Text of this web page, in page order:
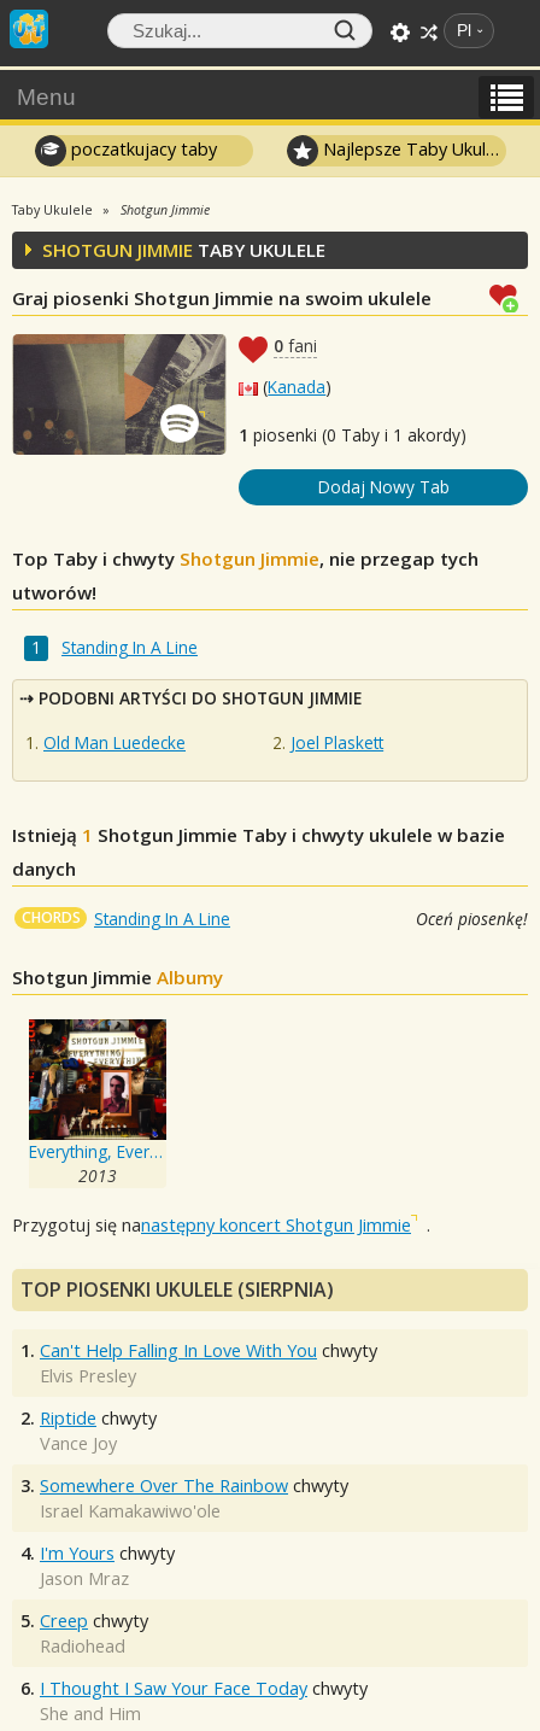
Pl
Menu
poczatkujacy taby Najlepsze Taby Ukulele
Taby Ukulele Shotgun Jimmie
SHOTGUN JIMMIE TABY UKULELE
Graj piosenki Shotgun Jimmie na swoim ukulele
0 fani
(Kanada)
1 piosenki (0 Taby i 1 akordy)
Dodaj Nowy Tab
Top Taby i chwyty Shotgun Jimmie, nie przegap tych
utworów!
Standing In A Line
PODOBNI ARTYŚCI DO SHOTGUN JIMMIE
Old Man Luedecke
Joel Plaskett
Istnieją 1 Shotgun Jimmie Taby i chwyty ukulele w bazie
danych
CHORDS Standing In A Line Oceń piosenkę!
Shotgun Jimmie Albumy
Everything, Everything
2013
Przygotuj się nanastępny koncert Shotgun Jimmie .
TOP PIOSENKI UKULELE (SIERPNIA)
1. Can't Help Falling In Love With You chwyty
Elvis Presley
2. Riptide chwyty
Vance Joy
3. Somewhere Over The Rainbow chwyty
Israel Kamakawiwo'ole
4. I'm Yours chwyty
Jason Mraz
5. Creep chwyty
Radiohead
6. I Thought I Saw Your Face Today chwyty
She and Him